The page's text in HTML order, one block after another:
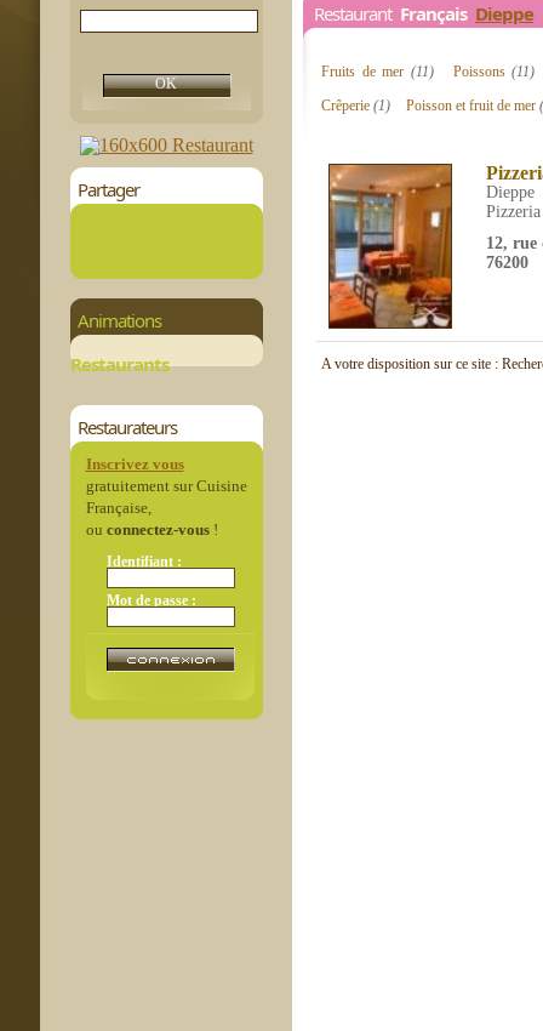
Partager
Animations
Restaurants
Restaurateurs
Inscrivez vous
gratuitement sur Cuisine
Française,
ou connectez-vous!
Identifiant :
Mot de passe :
Restaurant Français Dieppe
Fruits de mer (11) Poissons(11)
Crêperie (1) Poisson et fruit de mer
Dieppe
Pizzeria
12, rue
76200
A votre disposition sur ce site :